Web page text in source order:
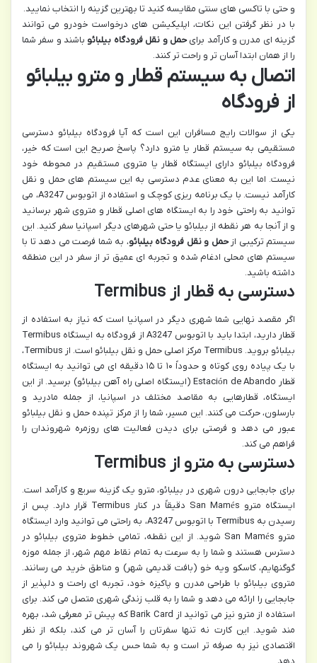
و حتی با تاکسی های سنتی مقایسه کنید تا بهترین گزینه را انتخاب نمایید.
با در نظر گرفتن این نکات، اپلیکیشن های درخواست خودرو می توانند
گزینه ای مدرن و کارآمد برایحمل و نقل فرودگاه بیلبائو باشند و سفر شما
را از همان ابتدا آسان تر و راحت تر کنند.
اتصال به سیستم قطار و مترو بیلبائو
از فرودگاه
یکی از سوالات رایج مسافران این است که آیا فرودگاه بیلبائو دسترسی
مستقیمی به سیستم قطار یا مترو دارد؟ پاسخ صریح این است که خیر،
فرودگاه بیلبائو دارای ایستگاه قطار یا متروی مستقیم در محوطه خود
نیست. اما این به معنای عدم دسترسی به این سیستم های حمل و نقل
کارآمد نیست. با یک برنامه ریزی کوچک و استفاده از اتوبوس A3247، می
توانید به راحتی خود را به ایستگاه های اصلی قطار و متروی شهر برسانید
و از آنجا به هر نقطه از بیلبائو یا حتی شهرهای دیگر اسپانیا سفر کنید. این
سیستم ترکیبی ازحمل و نقل فرودگاه بیلبائو، به شما فرصت می دهد تا با
سیستم های محلی ادغام شده و تجربه ای عمیق تر از سفر در این منطقه
داشته باشید.
دسترسی به قطار از Termibus
اگر مقصد نهایی شما شهری دیگر در اسپانیا است که نیاز به استفاده از
قطار دارید، ابتدا باید با اتوبوس A3247 از فرودگاه به ایستگاه Termibus
بیلبائو بروید. Termibus مرکز اصلی حمل و نقل بیلبائو است. از Termibus،
با یک پیاده روی کوتاه و حدوداً ۱۰ تا ۱۵ دقیقه ای می توانید به ایستگاه
قطار Estación de Abando (ایستگاه اصلی راه آهن بیلبائو) برسید. از این
ایستگاه، قطارهایی به مقاصد مختلف در اسپانیا، از جمله مادرید و
بارسلون، حرکت می کنند. این مسیر، شما را از مرکز تپنده حمل و نقل بیلبائو
عبور می دهد و فرصتی برای دیدن فعالیت های روزمره شهروندان را
فراهم می کند.
دسترسی به مترو از Termibus
برای جابجایی درون شهری در بیلبائو، مترو یک گزینه سریع و کارآمد است.
ایستگاه مترو San Mamés دقیقاً در کنار Termibus قرار دارد. پس از
رسیدن به Termibus با اتوبوس A3247، به راحتی می توانید وارد ایستگاه
مترو San Mamés شوید. از این نقطه، تمامی خطوط متروی بیلبائو در
دسترس هستند و شما را به سرعت به تمام نقاط مهم شهر، از جمله موزه
گوگنهایم، کاسکو ویه خو (بافت قدیمی شهر) و مناطق خرید می رسانند.
متروی بیلبائو با طراحی مدرن و پاکیزه خود، تجربه ای راحت و دلپذیر از
جابجایی را ارائه می دهد و شما را به قلب زندگی شهری متصل می کند. برای
استفاده از مترو نیز می توانید از Barik Card که پیش تر معرفی شد، بهره
مند شوید. این کارت نه تنها سفرتان را آسان تر می کند، بلکه از نظر
اقتصادی نیز به صرفه تر است و به شما حس یک شهروند بیلبائو را می